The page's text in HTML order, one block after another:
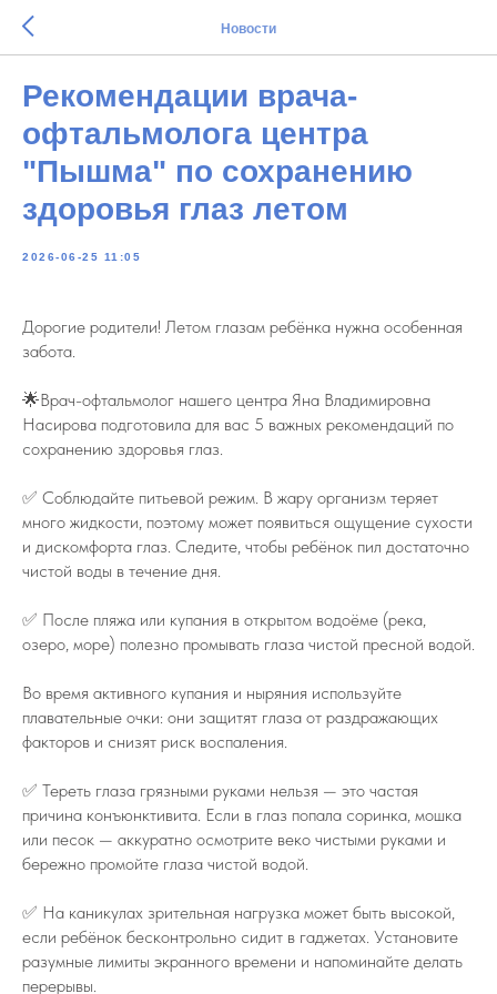
Новости
Рекомендации врача-
офтальмолога центра
"Пышма" по сохранению
здоровья глаз летом
2026-06-25 11:05
Дорогие родители! Летом глазам ребёнка нужна особенная
забота.
🌟Врач-офтальмолог нашего центра Яна Владимировна
Насирова подготовила для вас 5 важных рекомендаций по
сохранению здоровья глаз.
✅ Соблюдайте питьевой режим. В жару организм теряет
много жидкости, поэтому может появиться ощущение сухости
и дискомфорта глаз. Следите, чтобы ребёнок пил достаточно
чистой воды в течение дня.
✅ После пляжа или купания в открытом водоёме (река,
озеро, море) полезно промывать глаза чистой пресной водой.
Во время активного купания и ныряния используйте
плавательные очки: они защитят глаза от раздражающих
факторов и снизят риск воспаления.
✅ Тереть глаза грязными руками нельзя — это частая
причина конъюнктивита. Если в глаз попала соринка, мошка
или песок — аккуратно осмотрите веко чистыми руками и
бережно промойте глаза чистой водой.
✅ На каникулах зрительная нагрузка может быть высокой,
если ребёнок бесконтрольно сидит в гаджетах. Установите
разумные лимиты экранного времени и напоминайте делать
перерывы.